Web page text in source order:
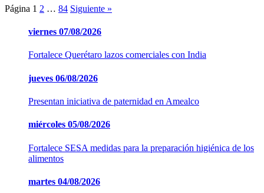
Página 1 2 … 84 Siguiente »
viernes 07/08/2026
Fortalece Querétaro lazos comerciales con India
jueves 06/08/2026
Presentan iniciativa de paternidad en Amealco
miércoles 05/08/2026
Fortalece SESA medidas para la preparación higiénica de los
alimentos
martes 04/08/2026